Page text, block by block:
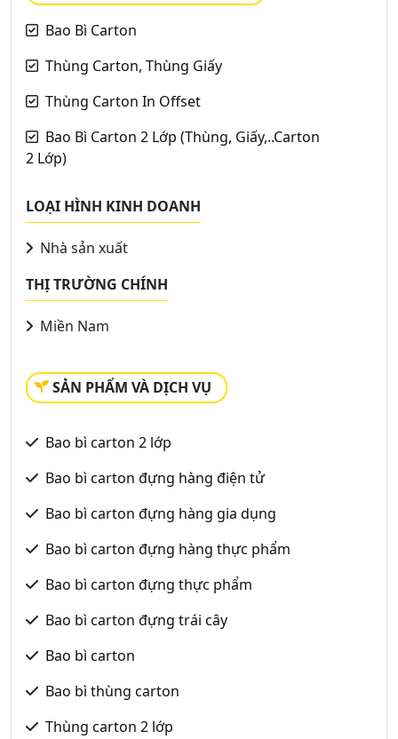
Bao Bì Carton
Thùng Carton, Thùng Giấy
Thùng Carton In Offset
Bao Bì Carton 2 Lớp (Thùng, Giấy,..Carton
2 Lớp)
LOẠI HÌNH KINH DOANH
Nhà sản xuất
THỊ TRƯỜNG CHÍNH
Miền Nam
SẢN PHẨM VÀ DỊCH VỤ
Bao bì carton 2 lớp
Bao bì carton đựng hàng điện tử
Bao bì carton đựng hàng gia dụng
Bao bì carton đựng hàng thực phẩm
Bao bì carton đựng thực phẩm
Bao bì carton đựng trái cây
Bao bì carton
Bao bì thùng carton
Thùng carton 2 lớp